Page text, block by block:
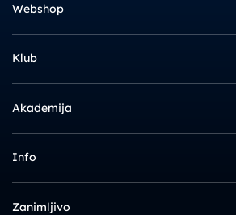
Webshop
Klub
Akademija
Info
Zanimljivo